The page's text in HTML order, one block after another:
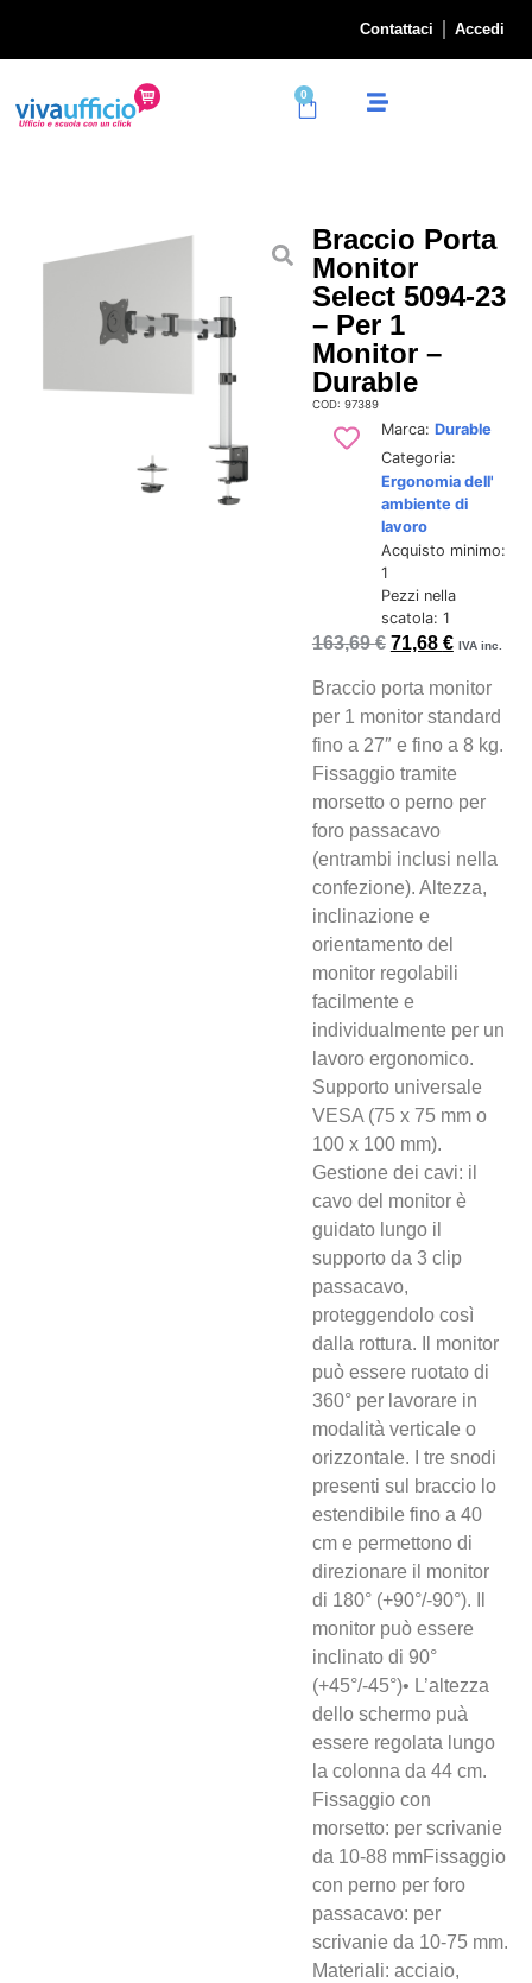
Contattaci Accedi
0
Braccio Porta
Monitor
Select 5094-23
– Per 1
Monitor –
Durable
COD: 97389
Marca: Durable
Categoria:
Ergonomia dell'
ambiente di
lavoro
Acquisto minimo:
1
Pezzi nella
scatola: 1
163,69€ 71,68 € IVA inc.
Braccio porta monitor
per 1 monitor standard
fino a 27″ e fino a 8 kg.
Fissaggio tramite
morsetto o perno per
foro passacavo
(entrambi inclusi nella
confezione). Altezza,
inclinazione e
orientamento del
monitor regolabili
facilmente e
individualmente per un
lavoro ergonomico.
Supporto universale
VESA (75 x 75 mm o
100 x 100 mm).
Gestione dei cavi: il
cavo del monitor è
guidato lungo il
supporto da 3 clip
passacavo,
proteggendolo così
dalla rottura. Il monitor
può essere ruotato di
360° per lavorare in
modalità verticale o
orizzontale. I tre snodi
presenti sul braccio lo
estendibile fino a 40
cm e permettono di
direzionare il monitor
di 180° (+90°/-90°). Il
monitor può essere
inclinato di 90°
(+45°/-45°)• L’altezza
dello schermo puà
essere regolata lungo
la colonna da 44 cm.
Fissaggio con
morsetto: per scrivanie
da 10-88 mmFissaggio
con perno per foro
passacavo: per
scrivanie da 10-75 mm.
Materiali: acciaio,